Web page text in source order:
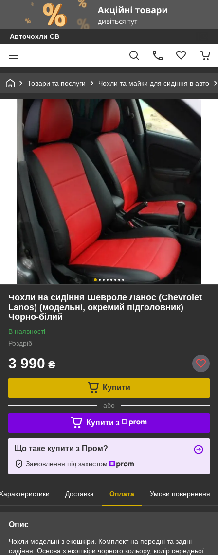
Авточохли СВ
Товари та послуги Чохли та майки для сидіння в авто
Чохли на сидіння Шевроле Ланос (Chevrolet
Lanos) (модельні, окремий підголовник)
Чорно-білий
В наявності
Роздріб
3 990 ₴
Купити
або
Купити з
Що таке купити з Пром?
Замовлення під захистом
Доставка Оплата Умови повернення
Опис
Чохли модельні з екошкіри. Комплект на передні та задні
сидіння. Основа з екошкіри чорного кольору, колір середньої